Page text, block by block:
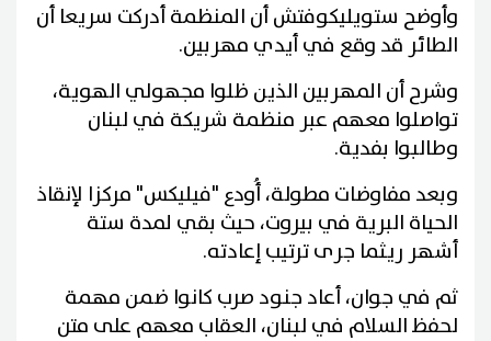
وأوضح ستويليكوفتش أن المنظمة أدركت سريعا أن
الطائر قد وقع في أيدي مهربين.
وشرح أن المهربين الذين ظلوا مجهولي الهوية،
تواصلوا معهم عبر منظمة شريكة في لبنان
وطالبوا بفدية.
وبعد مفاوضات مطولة، أُودع "فيليكس" مركزا لإنقاذ
الحياة البرية في بيروت، حيث بقي لمدة ستة
أشهر ريثما جرى ترتيب إعادته.
ثم في جوان، أعاد جنود صرب كانوا ضمن مهمة
لحفظ السلام في لبنان، العقاب معهم على متن